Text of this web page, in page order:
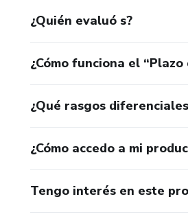
¿Quién evaluó s?
¿Cómo funciona el
¿Qué rasgos
¿Cómo accedo a mi
Tengo interés en este